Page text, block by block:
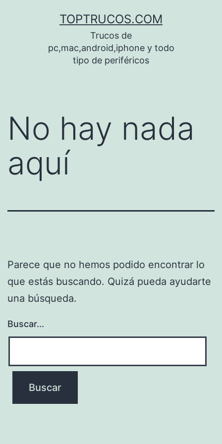
TOPTRUCOS.COM
Trucos de
pc,mac,android,iphone y todo
tipo de periféricos
No hay nada
aquí
Parece que no hemos podido encontrar lo
que estás buscando. Quizá pueda ayudarte
una búsqueda.
Buscar...